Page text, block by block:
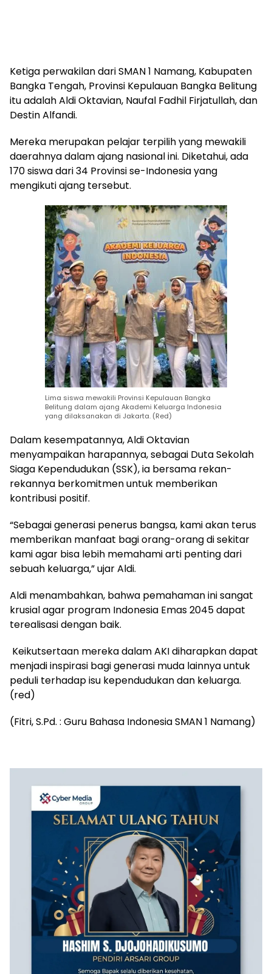
‎Ketiga perwakilan dari SMAN 1 Namang, Kabupaten
Bangka Tengah, Provinsi Kepulauan Bangka Belitung
itu adalah Aldi Oktavian, Naufal Fadhil Firjatullah, dan
Destin Alfandi.
‎Mereka merupakan pelajar terpilih yang mewakili
daerahnya dalam ajang nasional ini. Diketahui, ada
170 siswa dari 34 Provinsi se-Indonesia yang
mengikuti ajang tersebut.
Lima siswa mewakili Provinsi Kepulauan Bangka
Belitung dalam ajang Akademi Keluarga Indonesia
yang dilaksanakan di Jakarta. (Red)
‎Dalam kesempatannya, Aldi Oktavian
menyampaikan harapannya, sebagai Duta Sekolah
Siaga Kependudukan (SSK), ia bersama rekan-
rekannya berkomitmen untuk memberikan
kontribusi positif.
‎“Sebagai generasi penerus bangsa, kami akan terus
memberikan manfaat bagi orang-orang di sekitar
kami agar bisa lebih memahami arti penting dari
sebuah keluarga,” ujar Aldi.
‎Aldi menambahkan, bahwa pemahaman ini sangat
krusial agar program Indonesia Emas 2045 dapat
terealisasi dengan baik.
‎ Keikutsertaan mereka dalam AKI diharapkan dapat
menjadi inspirasi bagi generasi muda lainnya untuk
peduli terhadap isu kependudukan dan keluarga.
(red)
‎(Fitri, S.Pd. : Guru Bahasa Indonesia SMAN 1 Namang)